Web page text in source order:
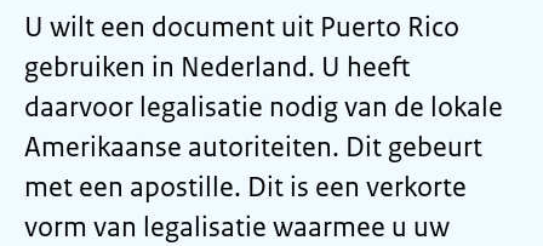
U wilt een document uit Puerto Rico
gebruiken in Nederland. U heeft
daarvoor legalisatie nodig van de lokale
Amerikaanse autoriteiten. Dit gebeurt
met een apostille. Dit is een verkorte
vorm van legalisatie waarmee u uw